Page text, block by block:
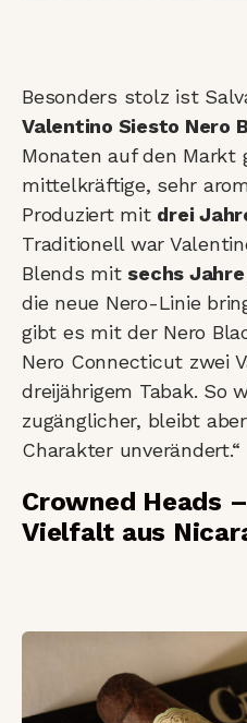
Besonders stolz ist
Valentino Siesto Nero
Monaten auf den Markt
mittelkräftige, sehr
Produziert mit drei
Traditionell war
Blends mit sechs
die neue Nero-Linie
gibt es mit der Nero
Nero Connecticut zwei
dreijährigem Tabak. So
zugänglicher, bleibt
Charakter unverändert.“
Crowned Heads
Vielfalt aus